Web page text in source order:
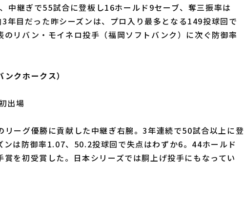
中継ぎで55試合に登板し16ホールド9セーブ、奪三振率は
年目だった昨シーズンは、プロ入り最多となる149投球回で
リバン・モイネロ投手（福岡ソフトバンク）に次ぐ防御率
クホークス）
出場
ーグ優勝に貢献した中継ぎ右腕。3年連続で50試合以上に登
ンは防御率1.07、50.2投球回で失点はわずか6。44ホールド
を初受賞した。日本シリーズでは胴上げ投手にもなってい